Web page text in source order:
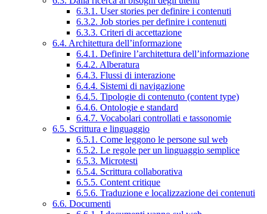
6.3.1. User stories per definire i contenuti
6.3.2. Job stories per definire i contenuti
6.3.3. Criteri di accettazione
6.4. Architettura dell’informazione
6.4.1. Definire l’architettura dell’informazione
6.4.2. Alberatura
6.4.3. Flussi di interazione
6.4.4. Sistemi di navigazione
6.4.5. Tipologie di contenuto (content type)
6.4.6. Ontologie e standard
6.4.7. Vocabolari controllati e tassonomie
6.5. Scrittura e linguaggio
6.5.1. Come leggono le persone sul web
6.5.2. Le regole per un linguaggio semplice
6.5.3. Microtesti
6.5.4. Scrittura collaborativa
6.5.5. Content critique
6.5.6. Traduzione e localizzazione dei contenuti
6.6. Documenti